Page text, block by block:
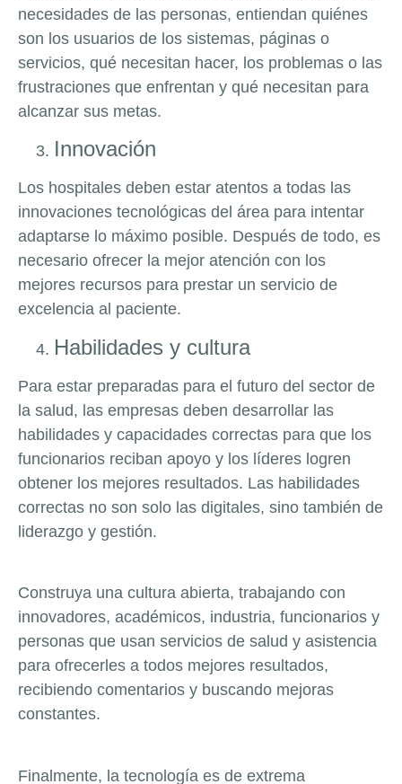
necesidades de las personas, entiendan quiénes
son los usuarios de los sistemas, páginas o
servicios, qué necesitan hacer, los problemas o las
frustraciones que enfrentan y qué necesitan para
alcanzar sus metas.
Innovación
Los hospitales deben estar atentos a todas las
innovaciones tecnológicas del área para intentar
adaptarse lo máximo posible. Después de todo, es
necesario ofrecer la mejor atención con los
mejores recursos para prestar un servicio de
excelencia al paciente.
Habilidades y cultura
Para estar preparadas para el futuro del sector de
la salud, las empresas deben desarrollar las
habilidades y capacidades correctas para que los
funcionarios reciban apoyo y los líderes logren
obtener los mejores resultados. Las habilidades
correctas no son solo las digitales, sino también de
liderazgo y gestión.
Construya una cultura abierta, trabajando con
innovadores, académicos, industria, funcionarios y
personas que usan servicios de salud y asistencia
para ofrecerles a todos mejores resultados,
recibiendo comentarios y buscando mejoras
constantes.
Finalmente, la tecnología es de extrema